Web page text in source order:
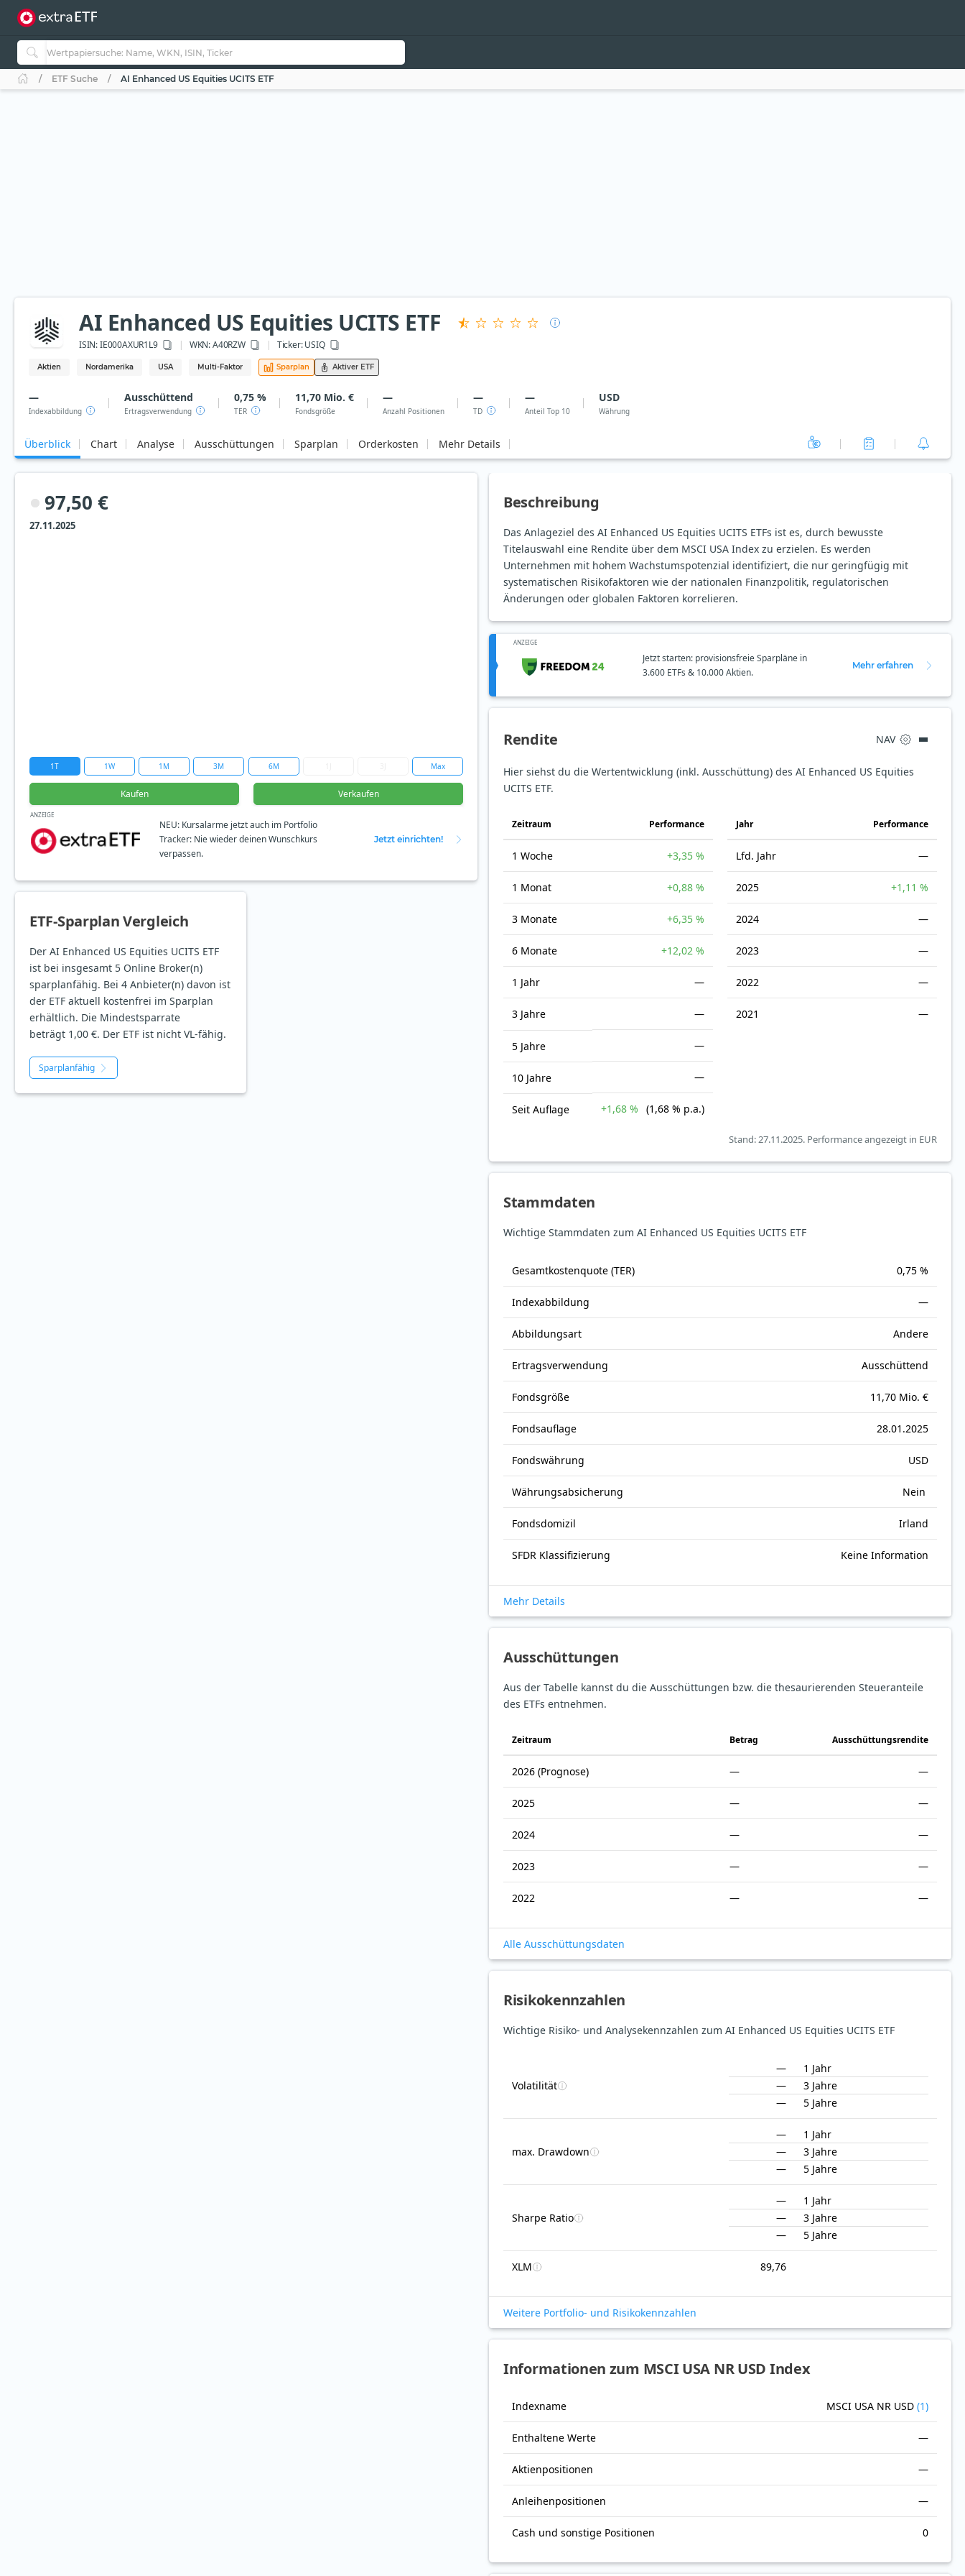
ETF Suche AI Enhanced US Equities UCITS ETF
AI Enhanced US Equities UCITS ETF
ISIN:IE000AXUR1L9 WKN: A40RZW Ticker:USIQ
Aktien Nordamerika USA Multi-Faktor Sparplan Aktiver ETF
—
Indexabbildung
Ausschüttend
Ertragsverwendung
0,75 %
TER
11,70 Mio. €
Fondsgröße
—
Anzahl Positionen
—
TD
—
Anteil Top 10
USD
Währung
Überblick Chart Analyse Ausschüttungen Sparplan Orderkosten Mehr Details
97,50 €
27.11.2025
1T 1W 1M 3M 6M Max
Kaufen Verkaufen
ANZEIGE
NEU: Kursalarme jetzt auch im Portfolio
Tracker: Nie wieder deinen Wunschkurs
verpassen.
Jetzt einrichten!
ETF-Sparplan Vergleich
Der AI Enhanced US Equities UCITS ETF
ist bei insgesamt 5 Online Broker(n)
sparplanfähig. Bei 4 Anbieter(n) davon ist
der ETF aktuell kostenfrei im Sparplan
erhältlich. Die Mindestsparrate
beträgt 1,00 €. Der ETF ist nicht VL-fähig.
Sparplanfähig
Beschreibung
Das Anlageziel des AI Enhanced US Equities UCITS ETFs ist es, durch bewusste
Titelauswahl eine Rendite über dem MSCI USA Index zu erzielen. Es werden
Unternehmen mit hohem Wachstumspotenzial identifiziert, die nur geringfügig mit
systematischen Risikofaktoren wie der nationalen Finanzpolitik, regulatorischen
Änderungen oder globalen Faktoren korrelieren.
ANZEIGE
Jetzt starten: provisionsfreie Sparpläne in
3.600 ETFs & 10.000 Aktien.
Mehr erfahren
Rendite NAV
Hier siehst du die Wertentwicklung (inkl. Ausschüttung) des AI Enhanced US Equities
UCITS ETF.
Zeit­raum Perfor­mance
1 Woche +3,35 %
1 Monat +0,88 %
3 Monate +6,35 %
6 Monate +12,02 %
1 Jahr —
3 Jahre —
5 Jahre —
10 Jahre —
Seit Auflage +1,68 % (1,68 % p.a.)
Jahr Perfor­mance
Lfd. Jahr —
2025 +1,11 %
2024 —
2023 —
2022 —
2021 —
Stand: 27.11.2025. Performance angezeigt in EUR
Stammdaten
Wichtige Stammdaten zum AI Enhanced US Equities UCITS ETF
Gesamt­kosten­quote (TER) 0,75 %
Index­abbildung —
Abbildungs­art Andere
Ertrags­verwendung Ausschüttend
Fonds­größe 11,70 Mio. €
Fonds­auflage 28.01.2025
Fonds­währung USD
Währungsabsicherung Nein
Fondsdomizil Irland
SFDR Klassifizierung Keine Information
Mehr Details
Ausschüttungen
Aus der Tabelle kannst du die Ausschüttungen bzw. die thesaurierenden Steueranteile
des ETFs entnehmen.
Zeitraum Betrag Ausschüttungsrendite
2026 (Prognose) — —
2025 — —
2024 — —
2023 — —
2022 — —
Alle Ausschüttungsdaten
Risikokennzahlen
Wichtige Risiko- und Analysekennzahlen zum AI Enhanced US Equities UCITS ETF
Volatilität
—
1 Jahr
—
3 Jahre
—
5 Jahre
max. Drawdown
—
1 Jahr
—
3 Jahre
—
5 Jahre
Sharpe Ratio
—
1 Jahr
—
3 Jahre
—
5 Jahre
XLM 89,76
Weitere Portfolio- und Risikokennzahlen
Informationen zum MSCI USA NR USD Index
Indexname MSCI USA NR USD (1)
Enthaltene Werte —
Aktienpositionen —
Anleihenpositionen —
Cash und sonstige Positionen 0